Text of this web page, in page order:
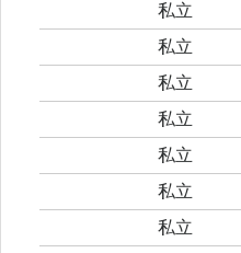
私立
私立
私立
私立
私立
私立
私立